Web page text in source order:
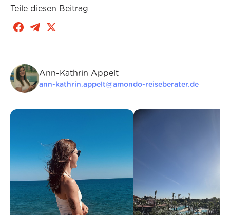
Teile diesen Beitrag
Ann-Kathrin Appelt
ann-kathrin.appelt@amondo-reiseberater.de